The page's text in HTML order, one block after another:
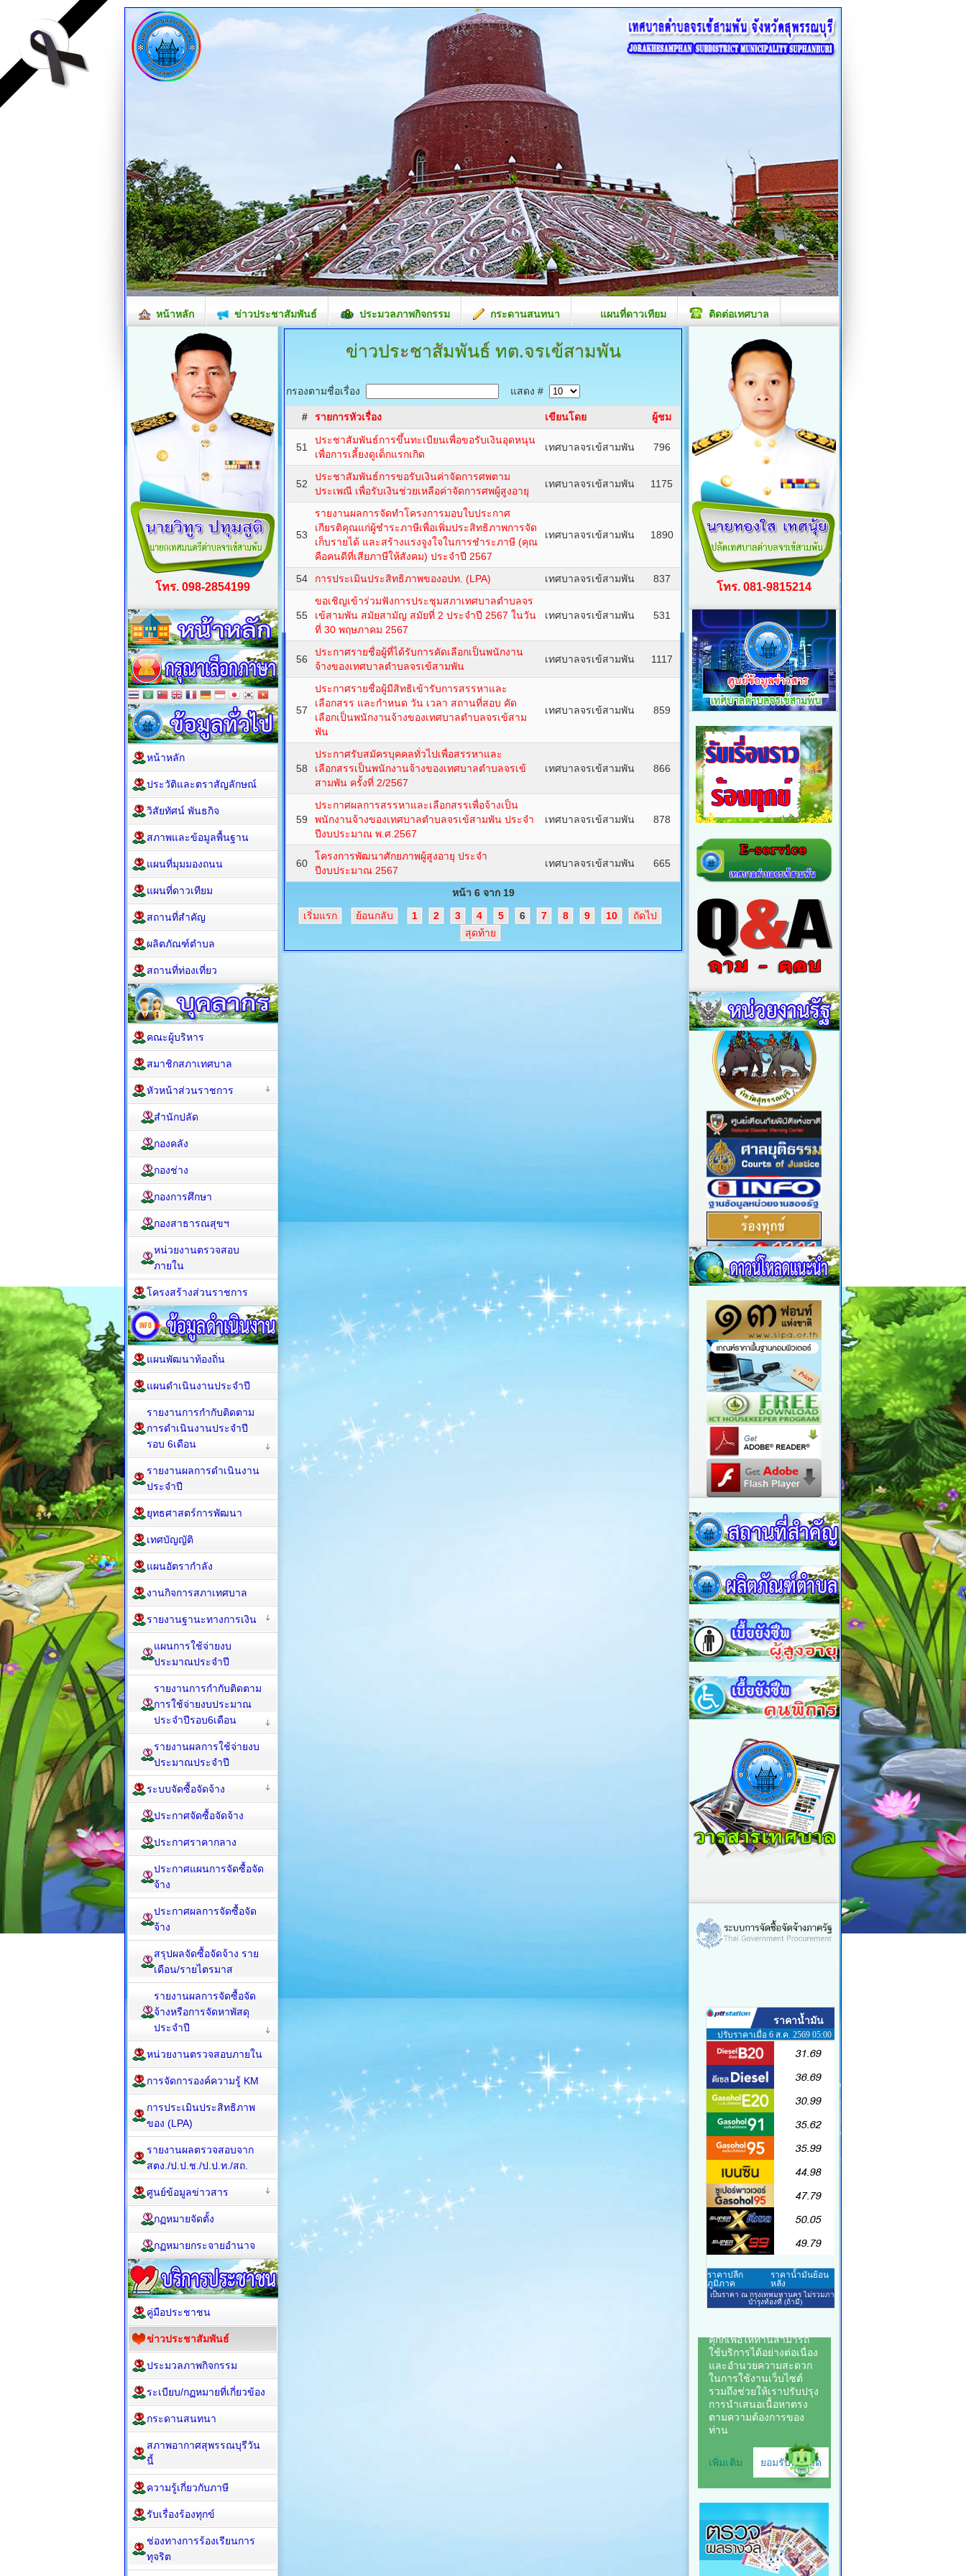
หน้าหลัก ข่าวประชาสัมพันธ์ ประมวลภาพกิจกรรม กระดานสนทนา แผนที่ดาวเทียม ติดต่อเทศบาล
ข่าวประชาสัมพันธ์ ทต.จรเข้สามพัน
กรองตามชื่อเรื่อง แสดง #
# รายการหัวเรื่อง เขียนโดย ผู้ชม
51
ประชาสัมพันธ์การขึ้นทะเบียนเพื่อขอรับเงินอุดหนุน
เพื่อการเลี้ยงดูเด็กแรกเกิด
เทศบาลจรเข้สามพัน 796
52
ประชาสัมพันธ์การขอรับเงินค่าจัดการศพตาม
ประเพณี เพื่อรับเงินช่วยเหลือค่าจัดการศพผู้สูงอายุ
เทศบาลจรเข้สามพัน 1175
53
รายงานผลการจัดทำโครงการมอบใบประกาศ
เกียรติคุณแก่ผู้ชำระภาษีเพื่อเพิ่มประสิทธิภาพการจัด
เก็บรายได้ และสร้างแรงจูงใจในการชำระภาษี (คุณ
คือคนดีที่เสียภาษีให้สังคม) ประจำปี 2567
เทศบาลจรเข้สามพัน 1890
54 การประเมินประสิทธิภาพของอปท. (LPA) เทศบาลจรเข้สามพัน 837
55
ขอเชิญเข้าร่วมฟังการประชุมสภาเทศบาลตำบลจร
เข้สามพัน สมัยสามัญ สมัยที่ 2 ประจำปี 2567 ในวัน
ที่ 30 พฤษภาคม 2567
เทศบาลจรเข้สามพัน 531
56
ประกาศรายชื่อผู้ที่ได้รับการคัดเลือกเป็นพนักงาน
จ้างของเทศบาลตำบลจรเข้สามพัน
เทศบาลจรเข้สามพัน 1117
57
ประกาศรายชื่อผู้มีสิทธิเข้ารับการสรรหาและ
เลือกสรร และกำหนด วัน เวลา สถานที่สอบ คัด
เลือกเป็นพนักงานจ้างของเทศบาลตำบลจรเข้สาม
พัน
เทศบาลจรเข้สามพัน 859
58
ประกาศรับสมัครบุคคลทั่วไปเพื่อสรรหาและ
เลือกสรรเป็นพนักงานจ้างของเทศบาลตำบลจรเข้
สามพัน ครั้งที่ 2/2567
เทศบาลจรเข้สามพัน 866
59
ประกาศผลการสรรหาและเลือกสรรเพื่อจ้างเป็น
พนักงานจ้างของเทศบาลตำบลจรเข้สามพัน ประจำ
ปีงบประมาณ พ.ศ.2567
เทศบาลจรเข้สามพัน 878
60
โครงการพัฒนาศักยภาพผู้สูงอายุ ประจำ
ปีงบประมาณ 2567
เทศบาลจรเข้สามพัน 665
หน้า 6 จาก 19
เริ่มแรก
ย้อนกลับ 1 2 3 4 5 6 7 8 9 10
ถัดไป
สุดท้าย
โทร. 098-2854199
หน้าหลัก
ประวัติและตราสัญลักษณ์
วิสัยทัศน์ พันธกิจ
สภาพและข้อมูลพื้นฐาน
แผนที่มุมมองถนน
แผนที่ดาวเทียม
สถานที่สำคัญ
ผลิตภัณฑ์ตำบล
สถานที่ท่องเที่ยว
คณะผู้บริหาร
สมาชิกสภาเทศบาล
หัวหน้าส่วนราชการ
สำนักปลัด
กองคลัง
กองช่าง
กองการศึกษา
กองสาธารณสุขฯ
หน่วยงานตรวจสอบ
ภายใน
โครงสร้างส่วนราชการ
แผนพัฒนาท้องถิ่น
แผนดำเนินงานประจำปี
รายงานการกำกับติดตาม
การดำเนินงานประจำปี
รอบ 6เดือน
รายงานผลการดำเนินงาน
ประจำปี
ยุทธศาสตร์การพัฒนา
เทศบัญญัติ
แผนอัตรากำลัง
งานกิจการสภาเทศบาล
รายงานฐานะทางการเงิน
แผนการใช้จ่ายงบ
ประมาณประจำปี
รายงานการกำกับติดตาม
การใช้จ่ายงบประมาณ
ประจำปีรอบ6เดือน
รายงานผลการใช้จ่ายงบ
ประมาณประจำปี
ระบบจัดซื้อจัดจ้าง
ประกาศจัดซื้อจัดจ้าง
ประกาศราคากลาง
ประกาศแผนการจัดซื้อจัด
จ้าง
ประกาศผลการจัดซื้อจัด
จ้าง
สรุปผลจัดซื้อจัดจ้าง ราย
เดือน/รายไตรมาส
รายงานผลการจัดซื้อจัด
จ้างหรือการจัดหาพัสดุ
ประจำปี
หน่วยงานตรวจสอบภายใน
การจัดการองค์ความรู้ KM
การประเมินประสิทธิภาพ
ของ (LPA)
รายงานผลตรวจสอบจาก
สตง./ป.ป.ช./ป.ป.ท./สถ.
ศูนย์ข้อมูลข่าวสาร
กฏหมายจัดตั้ง
กฏหมายกระจายอำนาจ
คู่มือประชาชน
ข่าวประชาสัมพันธ์
ประมวลภาพกิจกรรม
ระเบียบ/กฏหมายที่เกี่ยวข้อง
กระดานสนทนา
สภาพอากาศสุพรรณบุรีวัน
นี้
ความรู้เกี่ยวกับภาษี
รับเรื่องร้องทุกข์
ช่องทางการร้องเรียนการ
ทุจริต
โทร. 081-9815214